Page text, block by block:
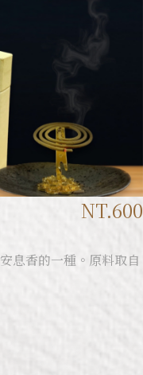
NT.600
息香的一種。原料取自